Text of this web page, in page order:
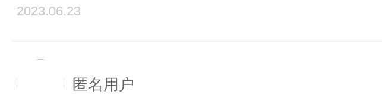
2023.06.23
匿名用户